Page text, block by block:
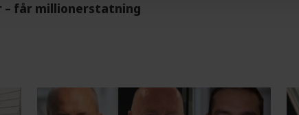
– får millionerstatning